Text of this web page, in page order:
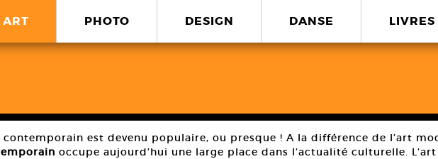
ART PHOTO DESIGN DANSE LIVRES
contemporain est devenu populaire, ou presque ! A la différence de l’art
occupe aujourd’hui une large place dans l’actualité culturelle.